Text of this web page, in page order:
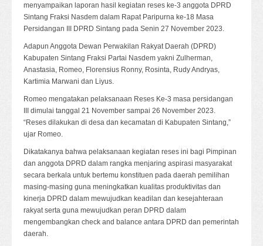
menyampaikan laporan hasil kegiatan reses ke-3 anggota DPRD
Sintang Fraksi Nasdem dalam Rapat Paripurna ke-18 Masa
Persidangan III DPRD Sintang pada Senin 27 November 2023.
Adapun Anggota Dewan Perwakilan Rakyat Daerah (DPRD)
Kabupaten Sintang Fraksi Partai Nasdem yakni Zulherman,
Anastasia, Romeo, Florensius Ronny, Rosinta, Rudy Andryas,
Kartimia Marwani dan Liyus.
Romeo mengatakan pelaksanaan Reses Ke-3 masa persidangan
III dimulai tanggal 21 November sampai 26 November 2023.
“Reses dilakukan di desa dan kecamatan di Kabupaten Sintang,”
ujar Romeo.
Dikatakanya bahwa pelaksanaan kegiatan reses ini bagi Pimpinan
dan anggota DPRD dalam rangka menjaring aspirasi masyarakat
secara berkala untuk bertemu konstituen pada daerah pemilihan
masing-masing guna meningkatkan kualitas produktivitas dan
kinerja DPRD dalam mewujudkan keadilan dan kesejahteraan
rakyat serta guna mewujudkan peran DPRD dalam
mengembangkan check and balance antara DPRD dan pemerintah
daerah.